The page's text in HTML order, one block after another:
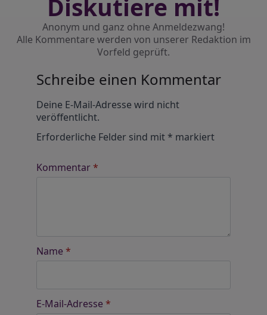
Diskutiere mit!
Anonym und ganz ohne Anmeldezwang!
Alle Kommentare werden von unserer Redaktion im
Vorfeld geprüft.
Schreibe einen Kommentar
Deine E-Mail-Adresse wird nicht
veröffentlicht.
Erforderliche Felder sind mit* markiert
Kommentar*
Name *
E-Mail-Adresse *